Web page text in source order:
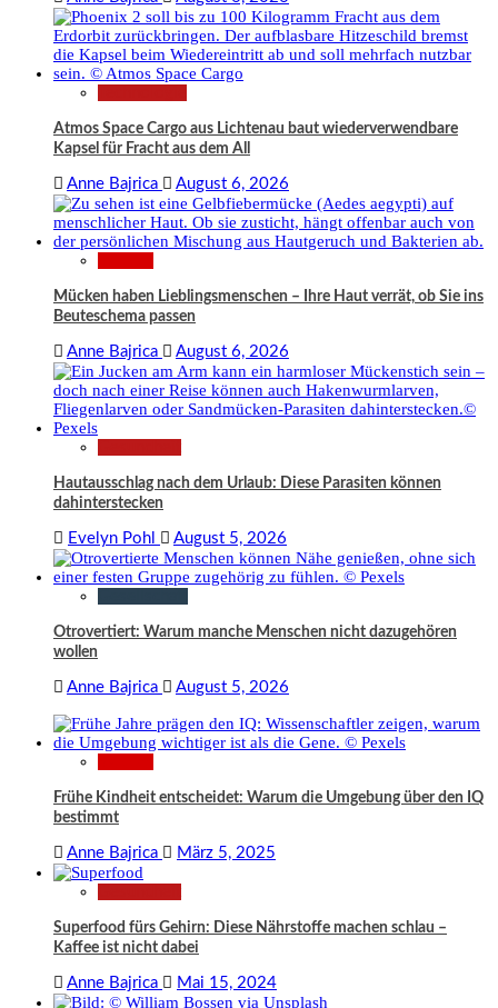
Atmos Space Cargo aus Lichtenau baut wiederverwendbare
Kapsel für Fracht aus dem All
Anne Bajrica August 6, 2026
Mücken haben Lieblingsmenschen – Ihre Haut verrät, ob Sie ins
Beuteschema passen
Anne Bajrica August 6, 2026
Hautausschlag nach dem Urlaub: Diese Parasiten können
dahinterstecken
Evelyn Pohl August 5, 2026
Otrovertiert: Warum manche Menschen nicht dazugehören
wollen
Anne Bajrica August 5, 2026
Frühe Kindheit entscheidet: Warum die Umgebung über den IQ
bestimmt
Anne Bajrica März 5, 2025
Superfood fürs Gehirn: Diese Nährstoffe machen schlau –
Kaffee ist nicht dabei
Anne Bajrica Mai 15, 2024